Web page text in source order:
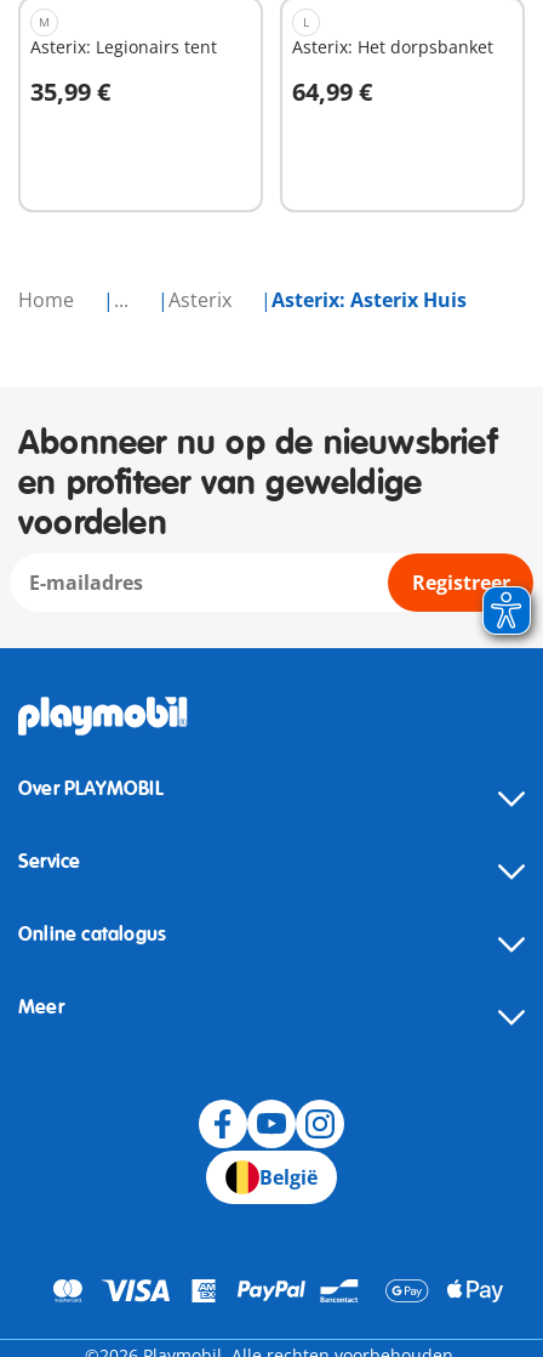
Home ... Asterix Asterix: Asterix Huis
M
Asterix: Legionairs tent
35,99 €
In winkelwagen
L
Asterix: Het dorpsbanket
64,99 €
In winkelwagen
Abonneer nu op de nieuwsbrief
en profiteer van geweldige
voordelen
Registreer
Over PLAYMOBIL
Service
Online catalogus
Meer
België